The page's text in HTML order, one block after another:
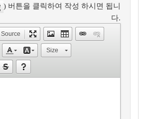
) 버튼을 클릭하여 작성 하시면 됩니
다.
Source
Size